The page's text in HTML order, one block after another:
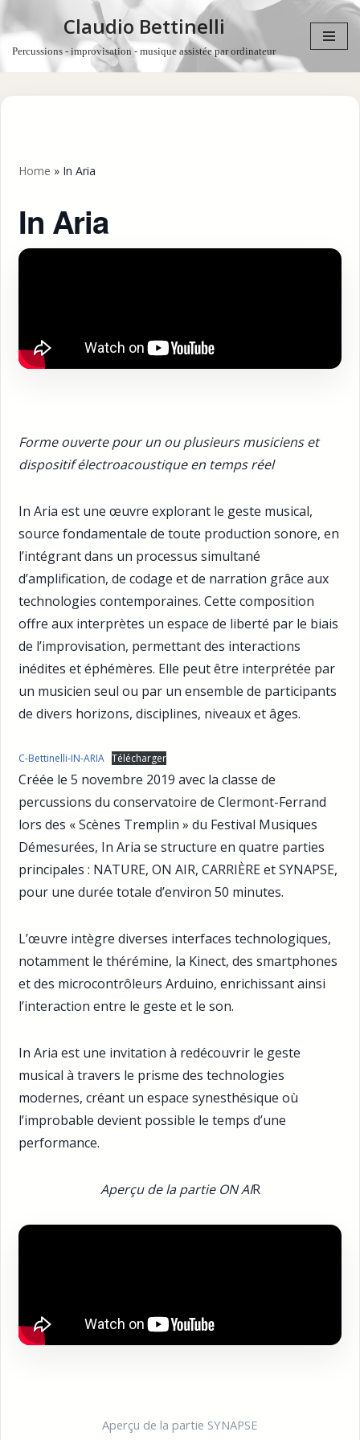
Aller
Claudio Bettinelli
Percussions - improvisation - musique assistée par ordinateur
Home » In Aria
In Aria
Forme ouverte pour un ou plusieurs musiciens et
dispositif électroacoustique en temps réel
In Aria est une œuvre explorant le geste musical,
source fondamentale de toute production sonore, en
l’intégrant dans un processus simultané
d’amplification, de codage et de narration grâce aux
technologies contemporaines. Cette composition
offre aux interprètes un espace de liberté par le biais
de l’improvisation, permettant des interactions
inédites et éphémères. Elle peut être interprétée par
un musicien seul ou par un ensemble de participants
de divers horizons, disciplines, niveaux et âges.
C-Bettinelli-IN-ARIA Télécharger
Créée le 5 novembre 2019 avec la classe de
percussions du conservatoire de Clermont-Ferrand
lors des « Scènes Tremplin » du Festival Musiques
Démesurées, In Aria se structure en quatre parties
principales : NATURE, ON AIR, CARRIÈRE et SYNAPSE,
pour une durée totale d’environ 50 minutes.
L’œuvre intègre diverses interfaces technologiques,
notamment le thérémine, la Kinect, des smartphones
et des microcontrôleurs Arduino, enrichissant ainsi
l’interaction entre le geste et le son.
In Aria est une invitation à redécouvrir le geste
musical à travers le prisme des technologies
modernes, créant un espace synesthésique où
l’improbable devient possible le temps d’une
performance.
Aperçu de la partie ON AIR
Aperçu de la partie SYNAPSE